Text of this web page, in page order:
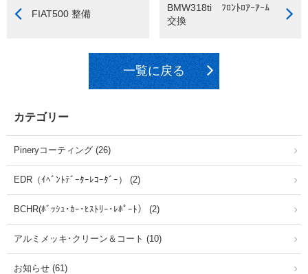
FIAT500 整備
BMW318ti ﾌﾛﾝﾄﾛｱｰｱｰﾑ
交換
一覧に戻る
カテゴリー
Pineryコーティング (26)
EDR（ｲﾍﾞﾝﾄﾃﾞｰﾀｰﾚｺｰﾀﾞｰ） (2)
BCHR(ﾎﾞｯｼｭ･ｶｰ･ﾋｽﾄﾘｰ･ﾚﾎﾟｰﾄ） (2)
アルミメッキ･クリーン＆コート (10)
お知らせ (61)